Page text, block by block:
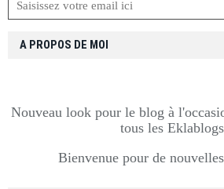
A PROPOS DE MOI
Nouveau look pour le blog à
tous les
Bienvenue pour de